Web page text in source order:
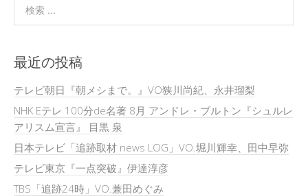
最近の投稿
テレビ朝日『朝メシまで。』VO狭川尚紀、永井瑠梨
NHK Eテレ 100分de名著 8月 アンドレ・ブルトン『シュルレ
アリスム宣言』 目黒 泉
日本テレビ「追跡取材 news LOG」VO.堀川輝幸、田中早弥
テレビ東京『一点突破』伊達淳彦
TBS「追跡24時」VO.兼田めぐみ